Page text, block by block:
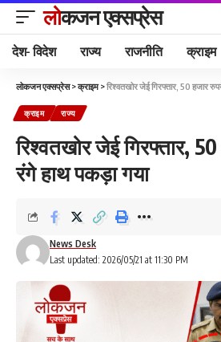
लोकजन एक्सप्रेस
देश- विदेश राज्य राजनीति क्राइम
लोकजन एक्सप्रेस>क्राइम>रिश्वतखोर जेई गिरफ्तार, 50 हजार
क्राइम राज्य
रिश्वतखोर जेई गिरफ्तार,
रंगे हाथ पकड़ा गया
Last updated: 2026/05/21 at 11:30 PM
News Desk